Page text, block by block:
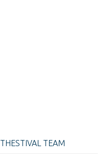
THESTIVAL TEAM